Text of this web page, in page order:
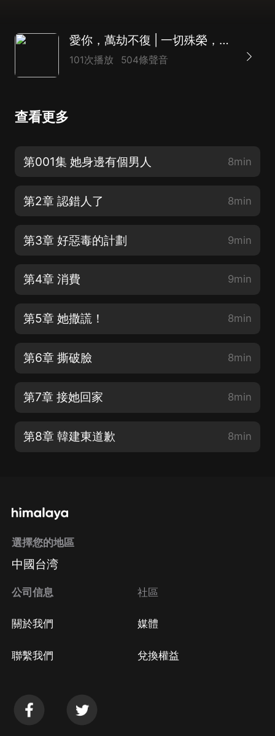
愛你，萬劫不復 | 一切殊榮，只因我愛你
101次播放 504條聲音
查看更多
第001集 她身邊有個男人 8min
第2章 認錯人了 8min
第3章 好惡毒的計劃 9min
第4章 消費 9min
第5章 她撒謊！ 8min
第6章 撕破臉 8min
第7章 接她回家 8min
第8章 韓建東道歉 8min
選擇您的地區
中國台湾
公司信息
關於我們
聯繫我們
社區
媒體
兌換權益